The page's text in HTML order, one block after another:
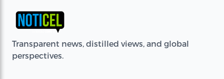
Transparent news, distilled views, and global
perspectives.